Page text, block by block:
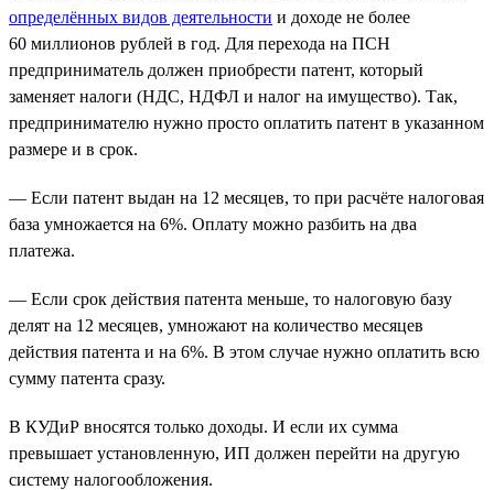
определённых видов деятельности и доходе не более
60 миллионов рублей в год. Для перехода на ПСН
предприниматель должен приобрести патент, который
заменяет налоги (НДС, НДФЛ и налог на имущество). Так,
предпринимателю нужно просто оплатить патент в указанном
размере и в срок.
— Если патент выдан на 12 месяцев, то при расчёте налоговая
база умножается на 6%. Оплату можно разбить на два
платежа.
— Если срок действия патента меньше, то налоговую базу
делят на 12 месяцев, умножают на количество месяцев
действия патента и на 6%. В этом случае нужно оплатить всю
сумму патента сразу.
В КУДиР вносятся только доходы. И если их сумма
превышает установленную, ИП должен перейти на другую
систему налогообложения.